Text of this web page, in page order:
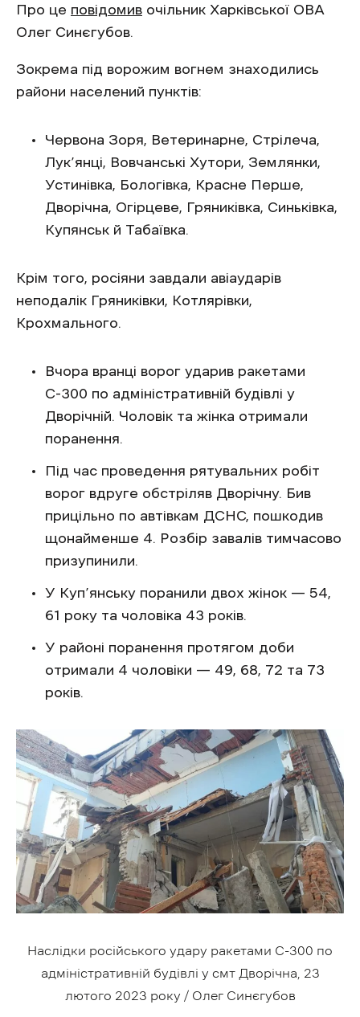
Про це повідомив очільник Харківської ОВА
Олег Синєгубов.
Зокрема під ворожим вогнем знаходились
райони населений пунктів:
Червона Зоря, Ветеринарне, Стрілеча,
Лук’янці, Вовчанські Хутори, Землянки,
Устинівка, Бологівка, Красне Перше,
Дворічна, Огірцеве, Гряниківка, Синьківка,
Купянськ й Табаївка.
Крім того, росіяни завдали авіаударів
неподалік Гряниківки, Котлярівки,
Крохмального.
Вчора вранці ворог ударив ракетами
С-300 по адміністративній будівлі у
Дворічній. Чоловік та жінка отримали
поранення.
Під час проведення рятувальних робіт
ворог вдруге обстріляв Дворічну. Бив
прицільно по автівкам ДСНС, пошкодив
щонайменше 4. Розбір завалів тимчасово
призупинили.
У Куп’янську поранили двох жінок — 54,
61 року та чоловіка 43 років.
У районі поранення протягом доби
отримали 4 чоловіки — 49, 68, 72 та 73
років.
Наслідки російського удару ракетами С-300 по
адміністративній будівлі у смт Дворічна, 23
лютого 2023 року / Олег Синєгубов